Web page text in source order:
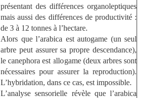
présentant des différences organoleptiques
mais aussi des différences de productivité :
de 3 à 12 tonnes à l’hectare.
Alors que l’arabica est autogame (un seul
arbre peut assurer sa propre descendance),
le canephora est allogame (deux arbres sont
nécessaires pour assurer la reproduction).
L’hybridation, dans ce cas, est impossible.
L’analyse sensorielle révèle que l’arabica